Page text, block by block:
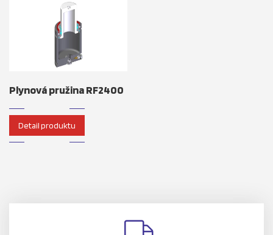
Plynová pružina RF2400
Detail produktu